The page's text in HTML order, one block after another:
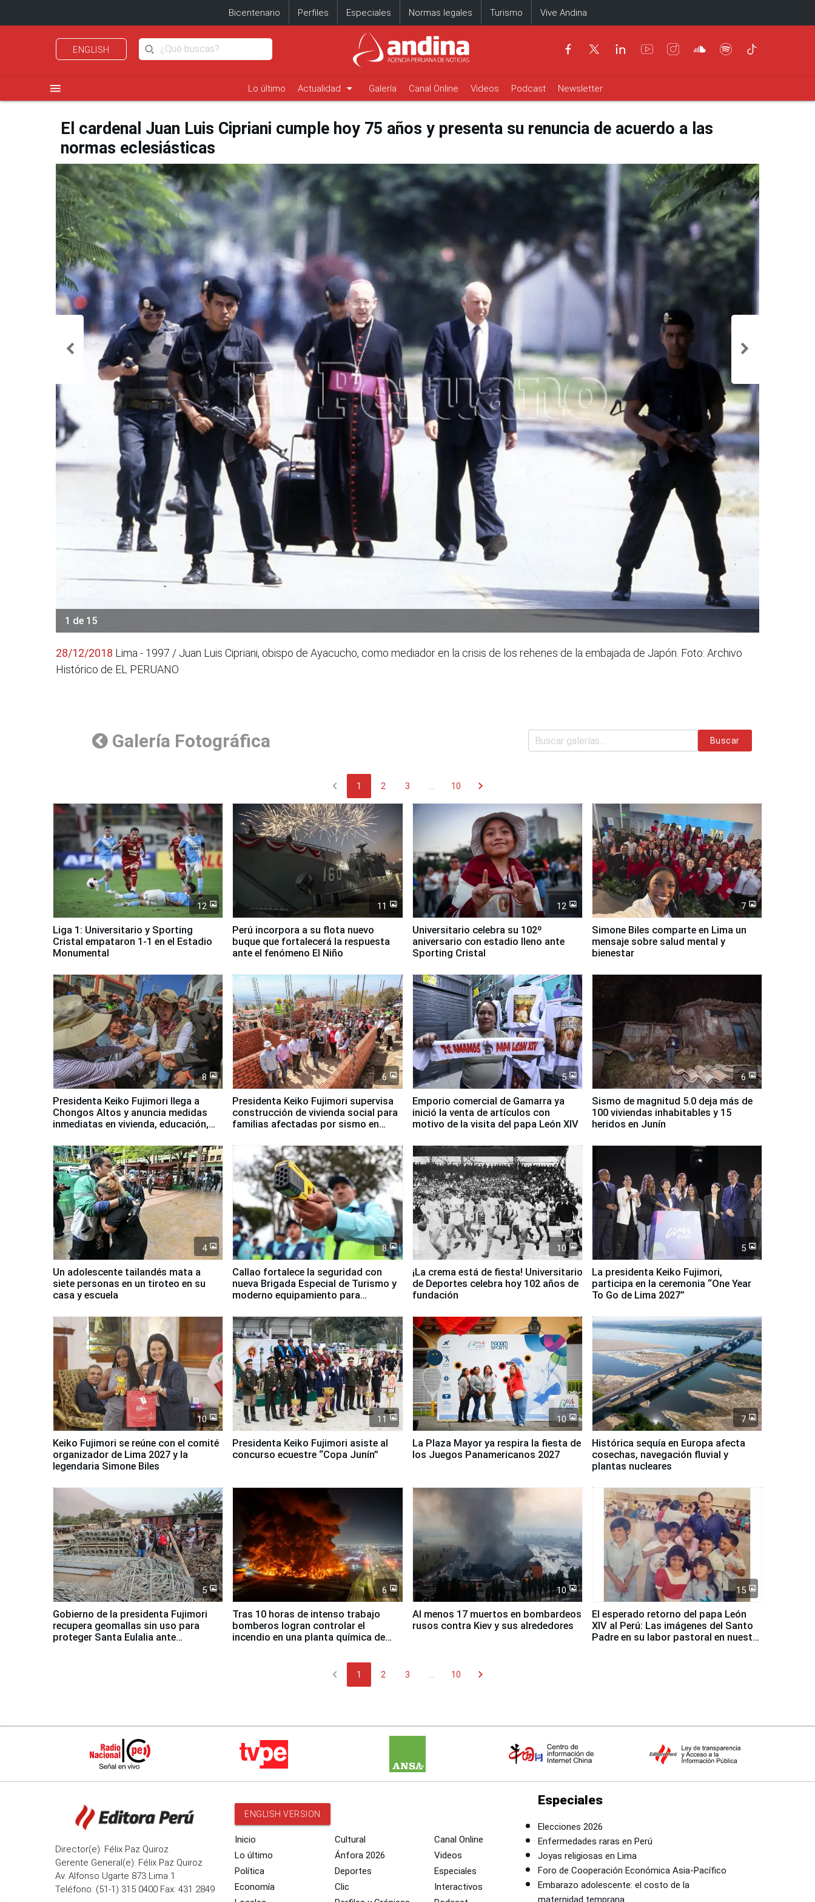
Bicentenario Perfiles Especiales Normas legales Turismo Vive Andina
ENGLISH
menu Lo último Actualidad arrow_drop_down Galería Canal Online Videos Podcast Newsletter
El cardenal Juan Luis Cipriani cumple hoy 75 años y presenta su renuncia de acuerdo a las
normas eclesiásticas
1 de 15
28/12/2018 Lima - 1997 / Juan Luis Cipriani, obispo de Ayacucho, como mediador en la crisis de los rehenes de la embajada de Japón. Foto: Archivo
Histórico de EL PERUANO
Galería Fotográfica Buscar
chevron_left 1 2 3 ... 10 chevron_right
12
Liga 1: Universitario y Sporting
Cristal empataron 1-1 en el Estadio
Monumental
11
Perú incorpora a su flota nuevo
buque que fortalecerá la respuesta
ante el fenómeno El Niño
12
Universitario celebra su 102º
aniversario con estadio lleno ante
Sporting Cristal
7
Simone Biles comparte en Lima un
mensaje sobre salud mental y
bienestar
8
Presidenta Keiko Fujimori llega a
Chongos Altos y anuncia medidas
inmediatas en vivienda, educación,
6
Presidenta Keiko Fujimori supervisa
construcción de vivienda social para
familias afectadas por sismo en
5
Emporio comercial de Gamarra ya
inició la venta de artículos con
motivo de la visita del papa León XIV
6
Sismo de magnitud 5.0 deja más de
100 viviendas inhabitables y 15
heridos en Junín
4
Un adolescente tailandés mata a
siete personas en un tiroteo en su
casa y escuela
8
Callao fortalece la seguridad con
nueva Brigada Especial de Turismo y
moderno equipamiento para
10
¡La crema está de fiesta! Universitario
de Deportes celebra hoy 102 años de
fundación
5
La presidenta Keiko Fujimori,
participa en la ceremonia “One Year
To Go de Lima 2027”
10
Keiko Fujimori se reúne con el comité
organizador de Lima 2027 y la
legendaria Simone Biles
11
Presidenta Keiko Fujimori asiste al
concurso ecuestre “Copa Junín”
10
La Plaza Mayor ya respira la fiesta de
los Juegos Panamericanos 2027
7
Histórica sequía en Europa afecta
cosechas, navegación fluvial y
plantas nucleares
5
Gobierno de la presidenta Fujimori
recupera geomallas sin uso para
proteger Santa Eulalia ante
6
Tras 10 horas de intenso trabajo
bomberos logran controlar el
incendio en una planta química de
10
Al menos 17 muertos en bombardeos
rusos contra Kiev y sus alrededores
15
El esperado retorno del papa León
XIV al Perú: Las imágenes del Santo
Padre en su labor pastoral en nuestro
chevron_left 1 2 3 ... 10 chevron_right
Director(e): Félix Paz Quiroz
Gerente General(e): Félix Paz Quiroz
Av. Alfonso Ugarte 873 Lima 1
Teléfono: (51-1) 315 0400 Fax: 431 2849
ENGLISH VERSION
Inicio
Lo último
Política
Economía
Cultural
Ánfora 2026
Deportes
Clic
Canal Online
Videos
Especiales
Interactivos
Especiales
Elecciones 2026
Enfermedades raras en Perú
Joyas religiosas en Lima
Foro de Cooperación Económica Asia-Pacífico
Embarazo adolescente: el costo de la
maternidad temprana